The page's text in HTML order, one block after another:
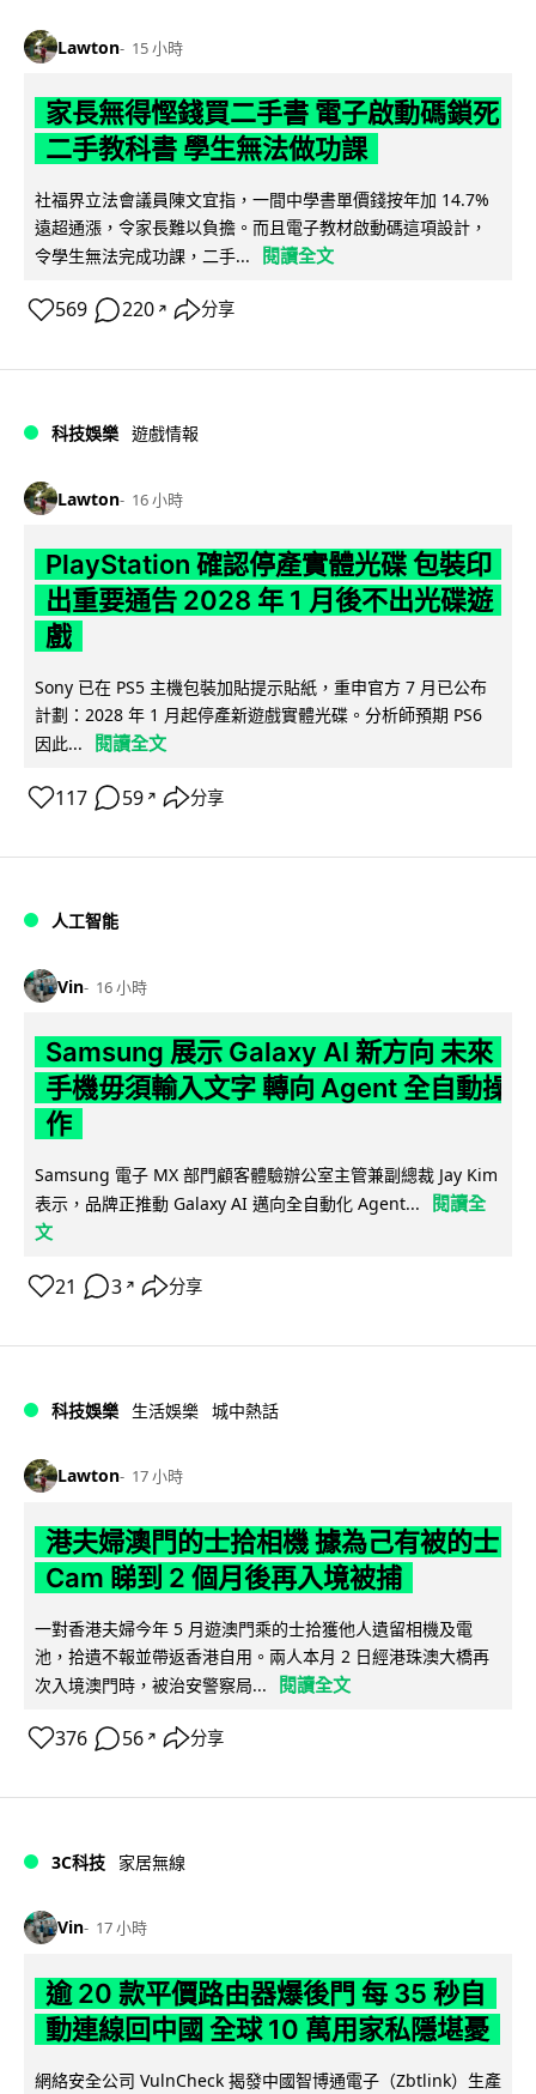
Lawton 15 小時
家長無得慳錢買二手書 電子啟動碼鎖死
二手教科書 學生無法做功課
社福界立法會議員陳文宜指，一間中學書單價錢按年加 14.7%
遠超通漲，令家長難以負擔。而且電子教材啟動碼這項設計，
令學生無法完成功課，二手...
閱讀全文
569 220 ↗ 分享
科技娛樂 遊戲情報
Lawton 16 小時
PlayStation 確認停產實體光碟 包裝印
出重要通告 2028 年 1 月後不出光碟遊
戲
Sony 已在 PS5 主機包裝加貼提示貼紙，重申官方 7 月已公布
計劃：2028 年 1 月起停產新遊戲實體光碟。分析師預期 PS6
因此...
閱讀全文
117 59 ↗ 分享
人工智能
Vin 16 小時
Samsung 展示 Galaxy AI 新方向 未來
手機毋須輸入文字 轉向 Agent 全自動操
作
Samsung 電子 MX 部門顧客體驗辦公室主管兼副總裁 Jay Kim
表示，品牌正推動 Galaxy AI 邁向全自動化 Agent...
閱讀全
文
21 3 ↗ 分享
科技娛樂 生活娛樂 城中熱話
Lawton 17 小時
港夫婦澳門的士拾相機 據為己有被的士
Cam 睇到 2 個月後再入境被捕
一對香港夫婦今年 5 月遊澳門乘的士拾獲他人遺留相機及電
池，拾遺不報並帶返香港自用。兩人本月 2 日經港珠澳大橋再
次入境澳門時，被治安警察局...
閱讀全文
376 56 ↗ 分享
3C科技 家居無線
Vin 17 小時
逾 20 款平價路由器爆後門 每 35 秒自
動連線回中國 全球 10 萬用家私隱堪憂
網絡安全公司 VulnCheck 揭發中國智博通電子（Zbtlink）生產